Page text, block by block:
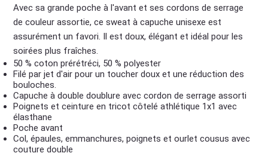
Avec sa grande poche à l'avant et ses cordons de serrage
de couleur assortie, ce sweat à capuche unisexe est
assurément un favori. Il est doux, élégant et idéal pour les
soirées plus fraîches.
50 % coton prérétréci, 50 % polyester
Filé par jet d'air pour un toucher doux et une réduction des
bouloches.
Capuche à double doublure avec cordon de serrage assorti
Poignets et ceinture en tricot côtelé athlétique 1x1 avec
élasthane
Poche avant
Col, épaules, emmanchures, poignets et ourlet cousus avec
couture double